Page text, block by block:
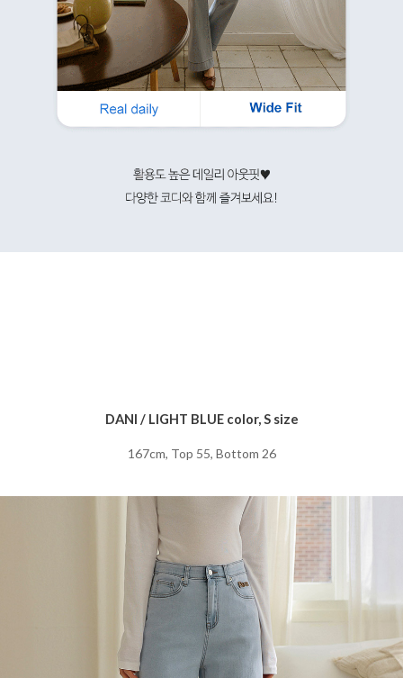
DANI / LIGHT BLUE color, S size
167cm, Top 55, Bottom 26